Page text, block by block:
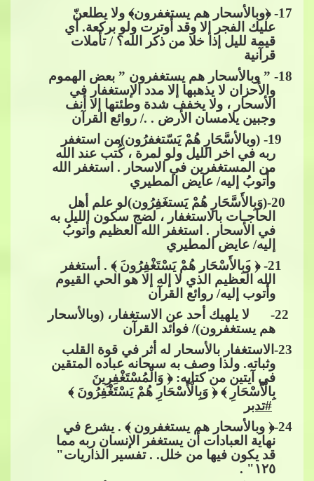
17- ﴿وبالأسحار هم يستغفرون﴾ ولا يطلعنّ
عليك الفجر إلا وقد أوترت ولو بركعة. أي
قيمة لليل إذا خلا من ذكر الله؟ / تأملات
قرآنية
18- ” وبالأسحار هم يستغفرون ” بعض الهموم
والأحزان لا يذهبها إلا مدد الإستغفار في
الأسحار ، ولا يخفف شدة وطئتها إلا أنف
وجبين يلامسان الأرض . ./ روائع القرآن
​​​​ 19- (وبالأسَّحَارِ هُمْ يَسّتغفرُون)من استغفر
ربه في اخر الليل ولو لمرة ، كُتب عند الله
من المستغفرين في الاسحار . استغفر الله
وأتوبُ إليه/ عايض المطيري
​​ 20-(وَبِالأَسَّحَارِ هُمْ يَستغَفِرُون)لو علم أهل
الحاجـات بالاستغفار ، لضج سكون الليل به
في الأسحار . استغفر الله العظيم وأتوبُ
إليه/ عايض المطيري
ﻭَﺑِﺎﻷَﺳْﺤَﺎﺭ ِ ﻫُﻢْ ﻳَﺴْﺘَﻐْﻔِﺮُﻭﻥ َ ﴾ . أستغفر
الله العظيم الذي لا إله إلا هو الحي القيوم
وأتوب إليه/ روائع القرآن
​​ 22- لا يلهيك أحد عن الاستغفار، (وبالأسحار
هم يستغفرون)/ فوائد القرآن
23-الاستغفار بالأسحار له أثر في قوة القلب
وثباته. ولذا وصف به سبحانه عباده المتقين
في آيتين من كتابه: ﴿ وَ الْمُسْتَغْفِرِينَ
بِالْأَسْحَارِ ﴾ ﴿ وَبِالْأَسْحَارِ هُمْ يَسْتَغْفِرُونَ ﴾​​
#تدبر
24-﴿ وبالأسحار هم يستغفرون ﴾ . يشرع في
نهاية العبادات أن يستغفر الإنسان ربه مما
قد يكون فيها من خلل. .​​تفسير الذاريات"
١٢٥" .